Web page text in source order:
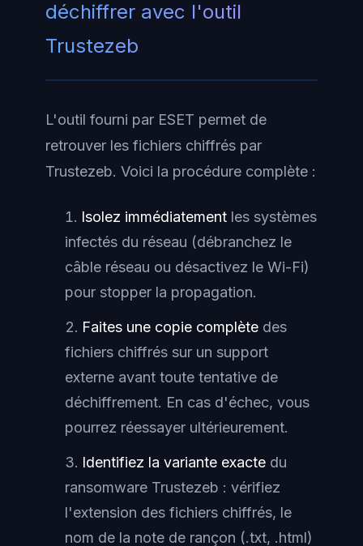
déchiffrer avec l'outil
Trustezeb
L'outil fourni par ESET permet de
retrouver les fichiers chiffrés par
Trustezeb. Voici la procédure complète :
Isolez immédiatement les systèmes
infectés du réseau (débranchez le
câble réseau ou désactivez le Wi-Fi)
pour stopper la propagation.
Faites une copie complète des
fichiers chiffrés sur un support
externe avant toute tentative de
déchiffrement. En cas d'échec, vous
pourrez réessayer ultérieurement.
Identifiez la variante exacte du
ransomware Trustezeb : vérifiez
l'extension des fichiers chiffrés, le
nom de la note de rançon (.txt, .html)